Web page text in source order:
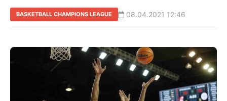
BASKETBALL CHAMPIONS LEAGUE 08.04.2021 12:46